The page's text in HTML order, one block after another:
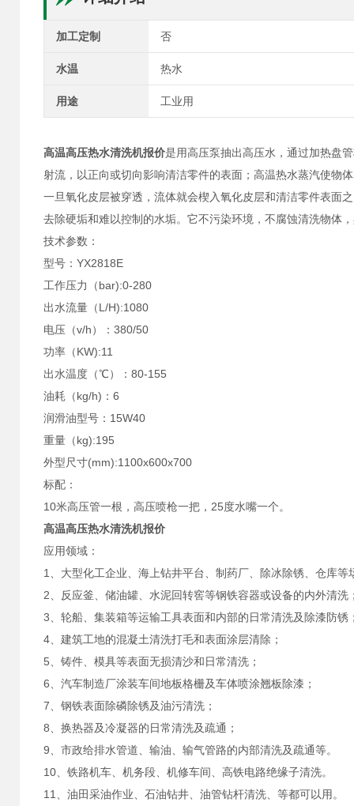
加工定制 否
水温 热水
用途 工业用
高温高压热水清洗机报价是用高压泵抽出高压水，通过加热盘
射流，以正向或切向影响清洁零件的表面；高温热水蒸汽使物
一旦氧化皮层被穿透，流体就会楔入氧化皮层和清洁零件表面
去除硬垢和难以控制的水垢。它不污染环境，不腐蚀清洗物体
技术参数：
型号：YX2818E
工作压力（bar):0-280
出水流量（L/H):1080
电压（v/h）：380/50
功率（KW):11
出水温度（℃）：80-155
油耗（kg/h)：6
润滑油型号：15W40
重量（kg):195
外型尺寸(mm):1100x600x700
标配：
10米高压管一根，高压喷枪一把，25度水嘴一个。
高温高压热水清洗机报价
应用领域：
1、大型化工企业、海上钻井平台、制药厂、除冰除锈、仓库等
2、反应釜、储油罐、水泥回转窖等钢铁容器或设备的内外清洗
3、轮船、集装箱等运输工具表面和内部的日常清洗及除漆防锈
4、建筑工地的混凝土清洗打毛和表面涂层清除；
5、铸件、模具等表面无损清沙和日常清洗；
6、汽车制造厂涂装车间地板格栅及车体喷涂翘板除漆；
7、钢铁表面除磷除锈及油污清洗；
8、换热器及冷凝器的日常清洗及疏通；
9、市政给排水管道、输油、输气管路的内部清洗及疏通等。
10、铁路机车、机务段、机修车间、高铁电路绝缘子清洗。
11、油田采油作业、石油钻井、油管钻杆清洗、等都可以用。